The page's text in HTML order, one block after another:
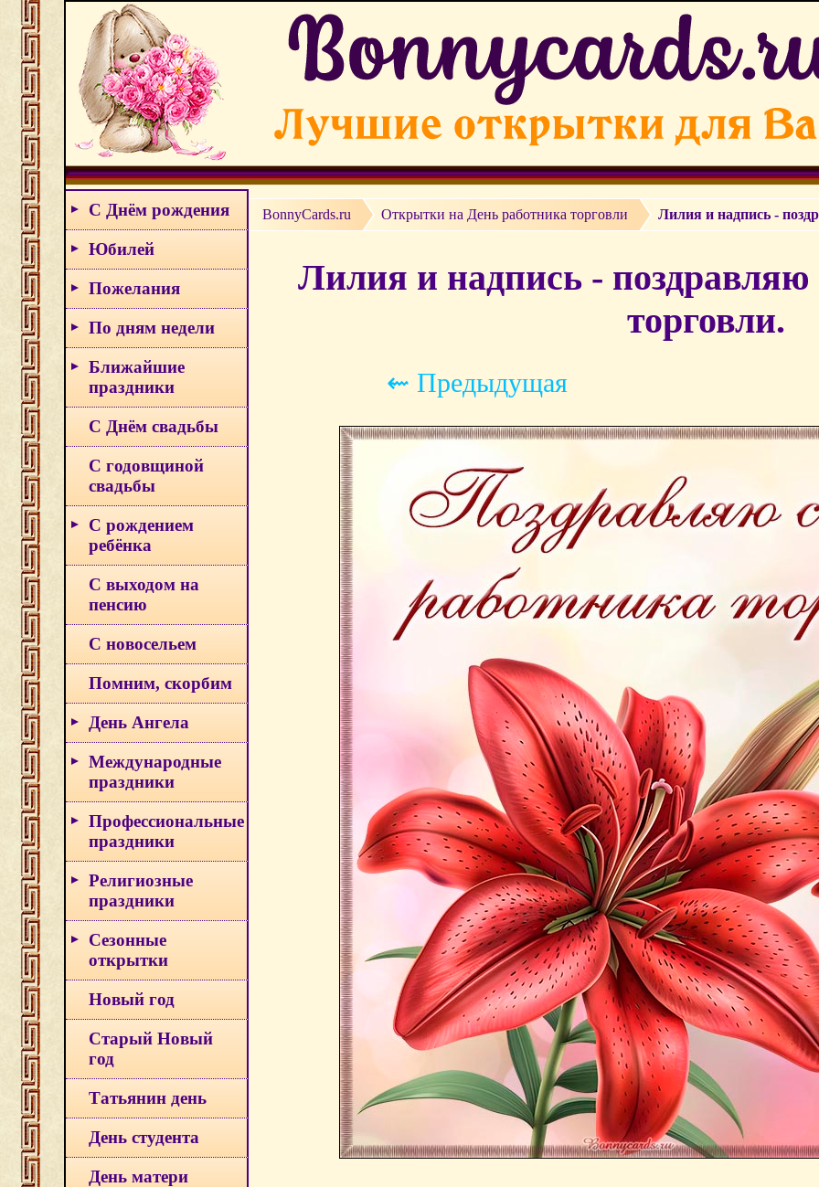
С Днём рождения
Юбилей
Пожелания
По дням недели
Ближайшие
праздники
С Днём свадьбы
С годовщиной
свадьбы
С рождением
ребёнка
С выходом на
пенсию
С новосельем
Помним, скорбим
День Ангела
Международные
праздники
Профессиональные
праздники
Религиозные
праздники
Сезонные
открытки
Новый год
Старый Новый
год
Татьянин день
День студента
День матери
BonnyCards.ru Открытки на День работника торговли Лилия и надпись -
Лилия и надпись -
торговли.
⇜ Предыдущая